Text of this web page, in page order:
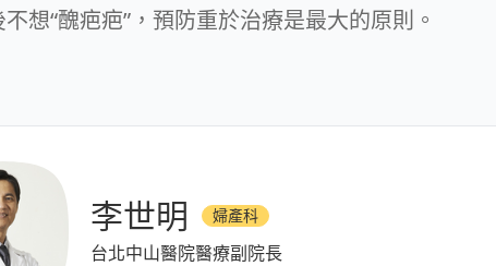
想“醜疤疤”，預防重於治療是最大的原則。
李世明 婦產科
台北中山醫院醫療副院長